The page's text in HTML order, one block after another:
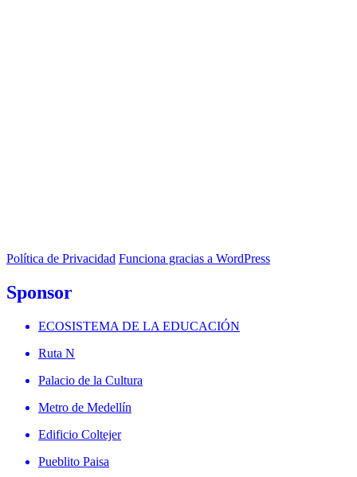
Política de Privacidad Funciona gracias a WordPress
Sponsor
ECOSISTEMA DE LA EDUCACIÓN
Ruta N
Palacio de la Cultura
Metro de Medellín
Edificio Coltejer
Pueblito Paisa